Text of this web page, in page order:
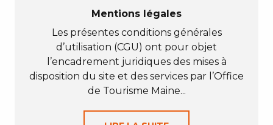
Mentions légales
Les présentes conditions générales
d’utilisation (CGU) ont pour objet
l’encadrement juridiques des mises à
disposition du site et des services par l’Office
de Tourisme Maine...